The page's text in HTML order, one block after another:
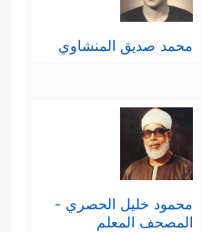
محمد صديق المنشاوي
محمود خليل الحصري -
المصحف المعلم